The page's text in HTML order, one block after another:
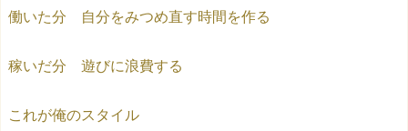
働いた分 自分をみつめ直す時間を作る
稼いだ分 遊びに浪費する
これが俺のスタイル